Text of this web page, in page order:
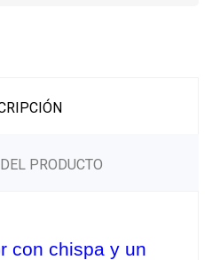
PRODUCTO
con chispa y un